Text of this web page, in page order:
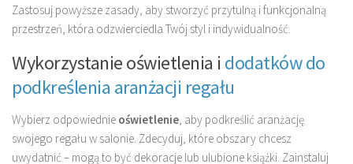
Zastosuj powyższe zasady, aby stworzyć przytulną i funkcjonalną
przestrzeń, która odzwierciedla Twój styl i indywidualność.
Wykorzystanie oświetlenia i dodatków do
podkreślenia aranżacji regału
Wybierz odpowiednie oświetlenie, aby podkreślić aranżację
swojego regału w salonie. Zdecyduj, które obszary chcesz
uwydatnić – mogą to być dekoracje lub ulubione książki. Zainstaluj